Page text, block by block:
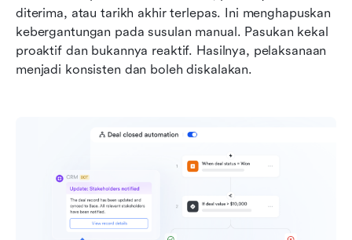
diterima, atau tarikh akhir terlepas. Ini menghapuskan
kebergantungan pada susulan manual. Pasukan kekal
proaktif dan bukannya reaktif. Hasilnya, pelaksanaan
menjadi konsisten dan boleh diskalakan.